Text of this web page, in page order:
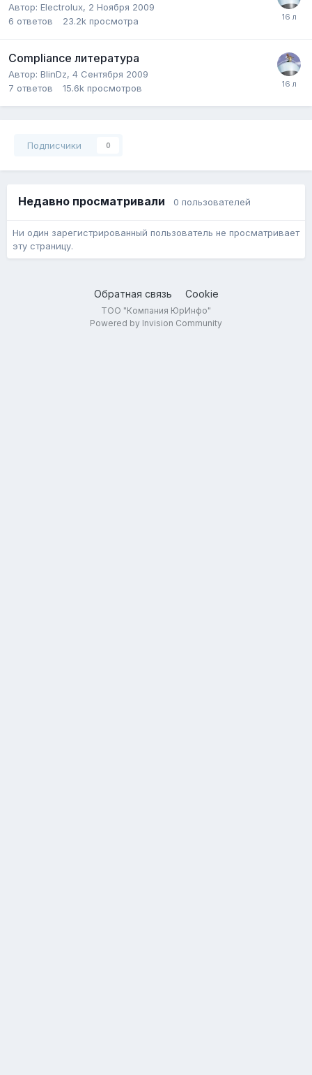
Автор: Electrolux, 2 Ноября 2009
6 ответов 23.2k просмотра
Compliance литература
Автор: BlinDz, 4 Сентября 2009
7 ответов 15.6k просмотров
Подписчики 0
Недавно просматривали 0 пользователей
Ни один зарегистрированный пользователь не просматривает
эту страницу.
Обратная связь Cookie
ТОО "Компания ЮрИнфо"
Powered by Invision Community